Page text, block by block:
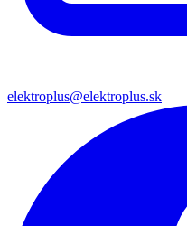
elektroplus@elektroplus.sk